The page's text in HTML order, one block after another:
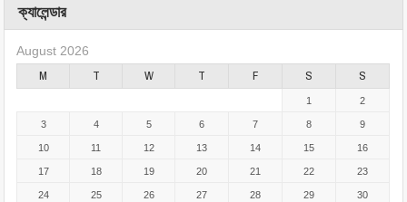
ক্যালেন্ডার
August 2026
M T W T F S S
1 2
3 4 5 6 7 8 9
10 11 12 13 14 15 16
17 18 19 20 21 22 23
24 25 26 27 28 29 30